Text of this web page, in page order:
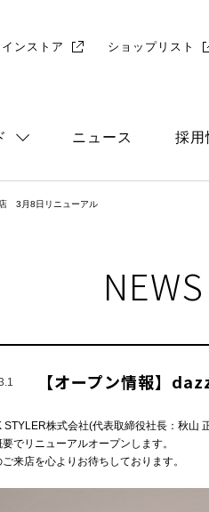
ンストア ショップリスト
ニュース 採用
3月8日リニューアル
NEWS
【オープン情報】
STYLER株式会社(代表取締役社長：秋山
でリニューアルオープンします。
ご来店を心よりお待ちしております。